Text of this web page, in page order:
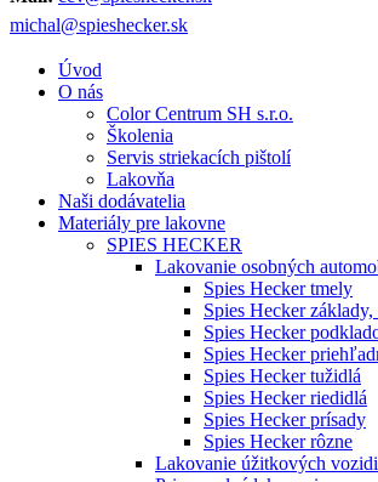
michal@spieshecker.sk
Úvod
O nás
Color Centrum SH s.r.o.
Školenia
Servis striekacích pištolí
Lakovňa
Naši dodávatelia
Materiály pre lakovne
SPIES HECKER
Lakovanie osobných
Spies Hecker tmely
Spies Hecker
Spies Hecker
Spies Hecker
Spies Hecker tužidlá
Spies Hecker riedidlá
Spies Hecker prísady
Spies Hecker rôzne
Lakovanie úžitkových